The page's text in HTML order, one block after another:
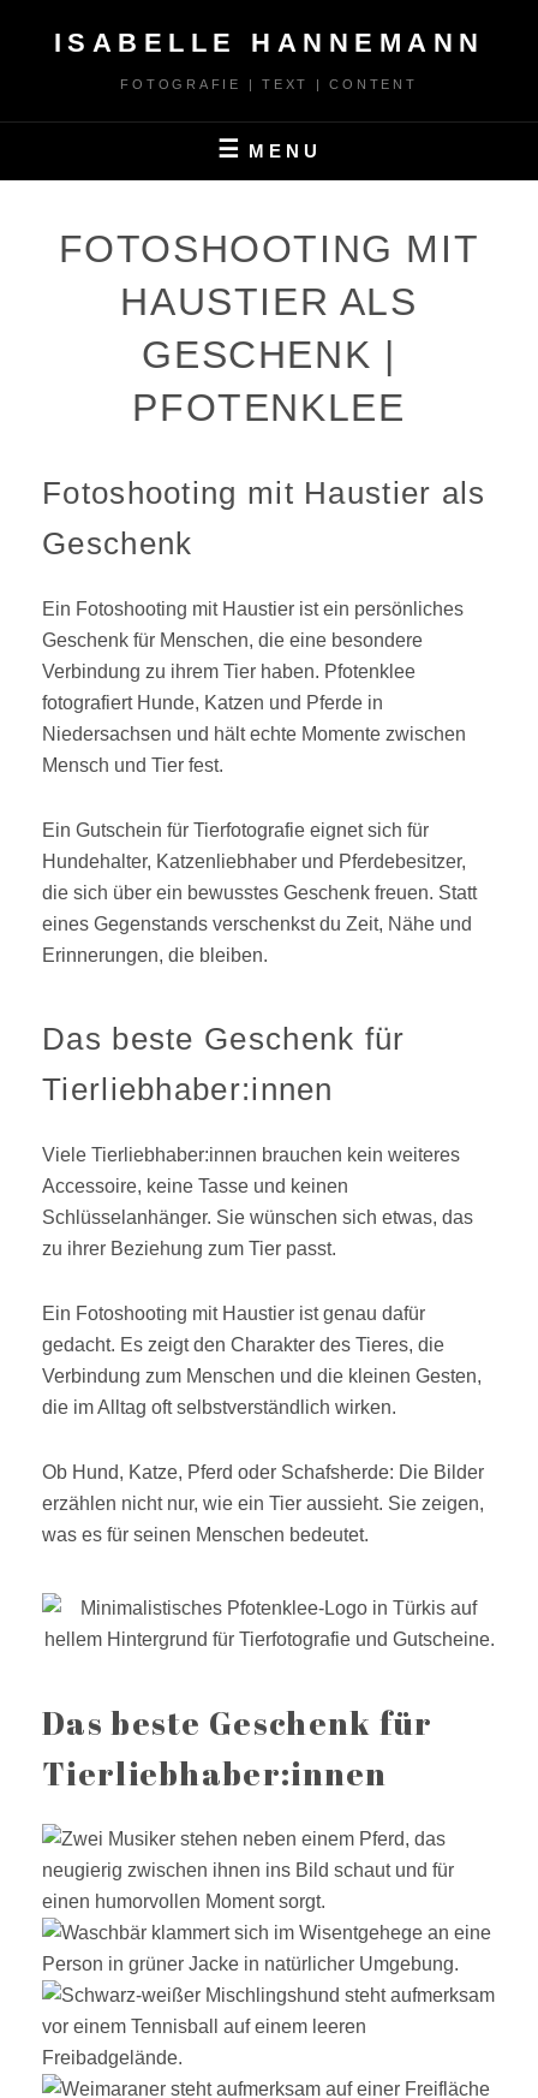
ISABELLE HANNEMANN
FOTOGRAFIE | TEXT | CONTENT
MENU
FOTOSHOOTING MIT
HAUSTIER ALS
GESCHENK |
PFOTENKLEE
Fotoshooting mit Haustier als
Geschenk
Ein Fotoshooting mit Haustier ist ein persönliches
Geschenk für Menschen, die eine besondere
Verbindung zu ihrem Tier haben. Pfotenklee
fotografiert Hunde, Katzen und Pferde in
Niedersachsen und hält echte Momente zwischen
Mensch und Tier fest.
Ein Gutschein für Tierfotografie eignet sich für
Hundehalter, Katzenliebhaber und Pferdebesitzer,
die sich über ein bewusstes Geschenk freuen. Statt
eines Gegenstands verschenkst du Zeit, Nähe und
Erinnerungen, die bleiben.
Das beste Geschenk für
Tierliebhaber:innen
Viele Tierliebhaber:innen brauchen kein weiteres
Accessoire, keine Tasse und keinen
Schlüsselanhänger. Sie wünschen sich etwas, das
zu ihrer Beziehung zum Tier passt.
Ein Fotoshooting mit Haustier ist genau dafür
gedacht. Es zeigt den Charakter des Tieres, die
Verbindung zum Menschen und die kleinen Gesten,
die im Alltag oft selbstverständlich wirken.
Ob Hund, Katze, Pferd oder Schafsherde: Die Bilder
erzählen nicht nur, wie ein Tier aussieht. Sie zeigen,
was es für seinen Menschen bedeutet.
Das beste Geschenk für
Tierliebhaber:innen